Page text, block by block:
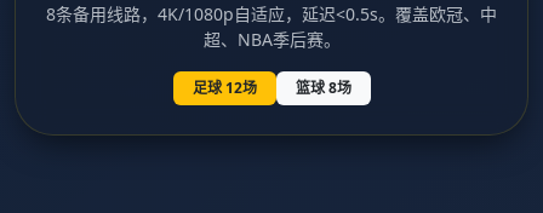
8条备用线路，4K/1080p自适应，延迟<0.5s。覆盖欧冠、中
超、NBA季后赛。
足球 12场 篮球 8场